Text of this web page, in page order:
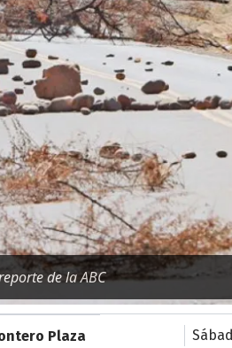
de la ABC
Plaza